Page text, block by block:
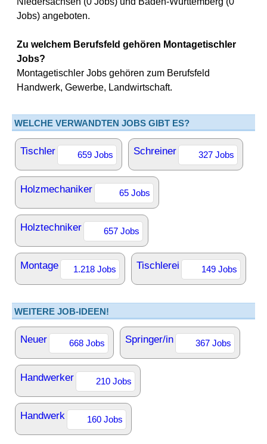
Jobs) angeboten.
Zu welchem Berufsfeld gehören Montagetischler
Jobs?
Montagetischler Jobs gehören zum Berufsfeld
Handwerk, Gewerbe, Landwirtschaft.
WELCHE VERWANDTEN JOBS GIBT ES?
Tischler 659 Jobs Schreiner 327 Jobs
Holzmechaniker 65 Jobs
Holztechniker 657 Jobs
Montage 1.218 Jobs Tischlerei 149 Jobs
WEITERE JOB-IDEEN!
Neuer 668 Jobs Springer/in 367 Jobs
Handwerker 210 Jobs
Handwerk 160 Jobs